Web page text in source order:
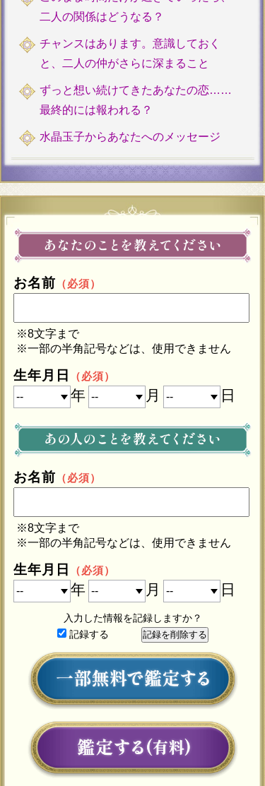
二人の関係はどうなる？
チャンスはあります。意識しておく
と、二人の仲がさらに深まること
ずっと想い続けてきたあなたの恋……
最終的には報われる？
水晶玉子からあなたへのメッセージ
お名前 （必須）
※8文字まで
※一部の半角記号などは、使用できません
生年月日 （必須）
年 月 日
お名前 （必須）
※8文字まで
※一部の半角記号などは、使用できません
生年月日 （必須）
年 月 日
入力した情報を記録しますか？
記録する